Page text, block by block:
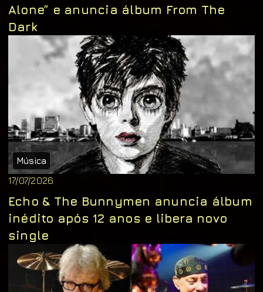
Alone” e anuncia álbum From The
Dark
Música
17/07/2026
Echo & The Bunnymen anuncia álbum
inédito após 12 anos e libera novo
single